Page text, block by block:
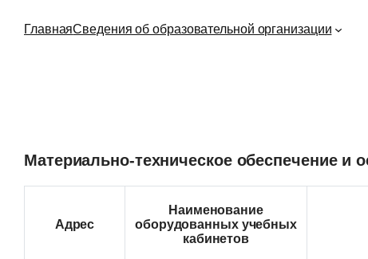
ГлавнаяСведения об образовательной организации
Материально-техническое обеспечение и
Адрес
Наименование
оборудованных учебных
кабинетов